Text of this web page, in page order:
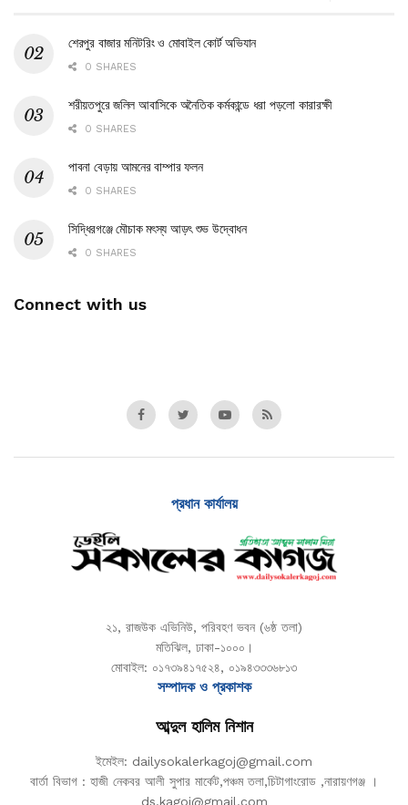
শেরপুর বাজার মনিটরিং ও মোবাইল কোর্ট অভিযান
0 SHARES
শরীয়তপুরে জলিল আবাসিকে অনৈতিক কর্মকান্ডে ধরা পড়লো কারারক্ষী
0 SHARES
পাবনা বেড়ায় আমনের বাম্পার ফলন
0 SHARES
সিদ্ধিরগঞ্জে মৌচাক মৎস্য আড়ৎ শুভ উদ্বোধন
0 SHARES
Connect with us
প্রধান কার্যালয়
২১, রাজউক এভিনিউ, পরিবহণ ভবন (৬ষ্ঠ তলা)
মতিঝিল, ঢাকা-১০০০।
মোবাইল: ০১৭৩৯৪১৭৫২৪, ০১৯৪৩৩৩৬৮১৩
সম্পাদক ও প্রকাশক
আব্দুল হালিম নিশান
ইমেইল: dailysokalerkagoj@gmail.com
বার্তা বিভাগ : হাজী নেকবর আলী সুপার মার্কেট,পঞ্চম তলা,চিটাগাংরোড ,নারায়ণগঞ্জ ।
ds.kagoj@gmail.com